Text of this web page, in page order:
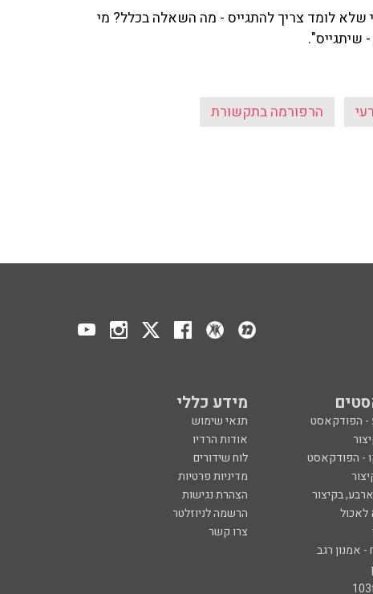
שלא לומד צריך להתגייס - מה השאלה בכלל? מי
שיתגייס".
הרפורמה בתקשורת
מידע כללי
הפודקאסט
תנאי שימוש
אודות הרדיו
- הפודקאסט
לוח שידורים
מדיניות פרטיות
בקיצור
הצהרת נגישות
לאכול
הרשמה לניוזלטר
צרו קשר
- אמנון רגב